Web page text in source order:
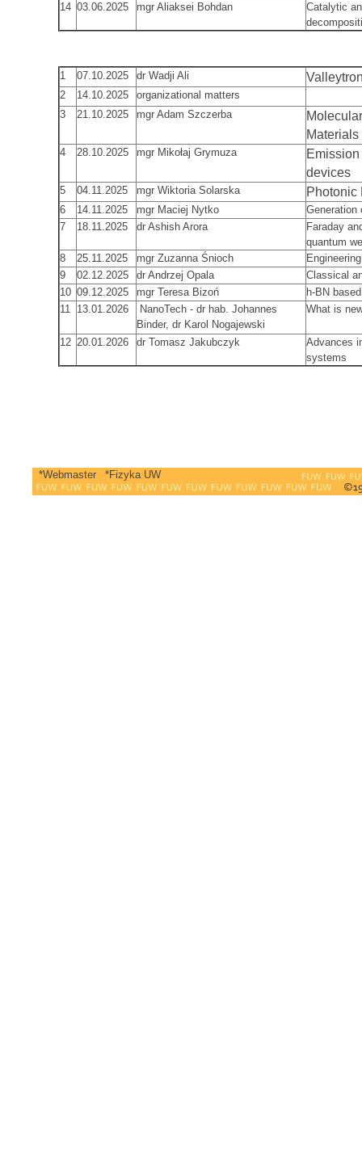
14 03.06.2025 mgr Aliaksei Bohdan
Catalytic
1 07.10.2025 dr Wadji Ali
2 14.10.2025
organizational matters
3
21.10.2025 mgr Adam Szczerba
Materials
4 28.10.2025 mgr Mikołaj Grymuza
devices
5 04.11.2025 mgr Wiktoria Solarska Photonic
6 14.11.2025 mgr Maciej Nytko
Generation
7
18.11.2025 dr Ashish Arora
Faraday
quantum
8
25.11.2025 mgr Zuzanna Śnioch
9
02.12.2025 dr Andrzej Opala
Classical
10 09.12.2025 mgr Teresa Bizoń
h-BN
11 13.01.2026
NanoTech - dr hab. Johannes
Binder, dr Karol Nogajewski
What is
12 20.01.2026 dr Tomasz Jakubczyk
Advances
systems
*Webmaster *Fizyka UW